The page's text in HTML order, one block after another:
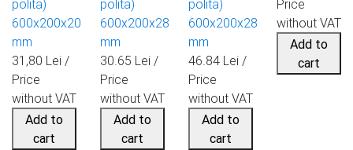
polita)
600x200x20
mm
31,80 Lei /
Price
without VAT
Add to
cart
polita)
600x200x28
mm
30.65 Lei /
Price
without VAT
Add to
cart
polita)
600x200x28
mm
46.84 Lei /
Price
without VAT
Add to
cart
Price
without VAT
Add to
cart